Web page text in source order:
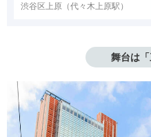
渋谷区上原 （代々木上原駅）
舞台は「